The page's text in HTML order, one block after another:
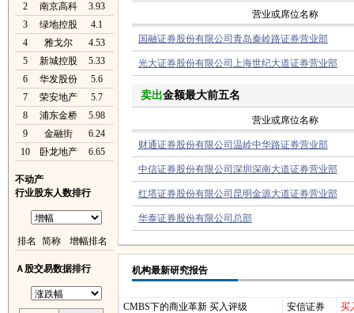
2
南京高科
3.93
3
绿地控股
4.1
4
雅戈尔
4.53
5
新城控股
5.33
6
华发股份
5.6
7
荣安地产
5.7
8
浦东金桥
5.98
9
金融街
6.24
10
卧龙地产 6.65
不动产
行业股东人数排行
排名 简称 增幅排名
Ａ股交易数据排行
营业或席位名称
国融证券股份有限公司青岛秦岭路证券营业部
光大证券股份有限公司上海世纪大道证券营业部
卖出金额最大前五名
营业或席位名称
财通证券股份有限公司温岭中华路证券营业部
中信证券股份有限公司深圳深南大道证券营业部
红塔证券股份有限公司昆明金源大道证券营业部
华泰证券股份有限公司总部
机构最新研究报告
CMBS下的商业革新 买入评级 安信证券
买